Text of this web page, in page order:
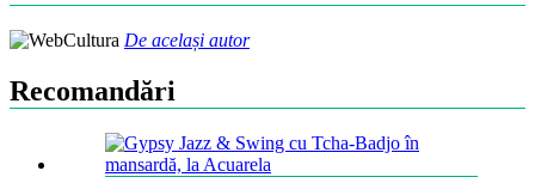
De același autor
Recomandări